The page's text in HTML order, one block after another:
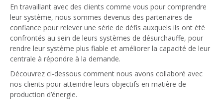
En travaillant avec des clients comme vous pour comprendre
leur système, nous sommes devenus des partenaires de
confiance pour relever une série de défis auxquels ils ont été
confrontés au sein de leurs systèmes de désurchauffe, pour
rendre leur système plus fiable et améliorer la capacité de leur
centrale à répondre à la demande.
Découvrez ci-dessous comment nous avons collaboré avec
nos clients pour atteindre leurs objectifs en matière de
production d’énergie.